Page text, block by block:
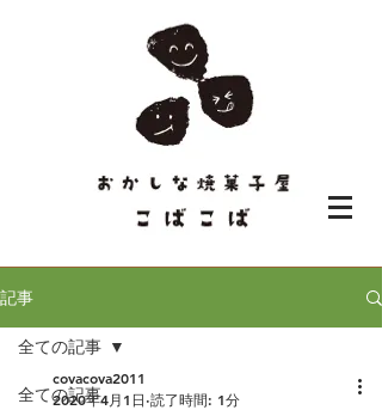
記事
全ての記事
全ての記事
covacova2011
2020年4月1日 読了時間: 1分